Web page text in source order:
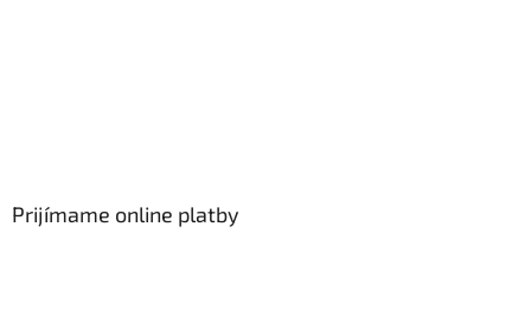
Prijímame online platby